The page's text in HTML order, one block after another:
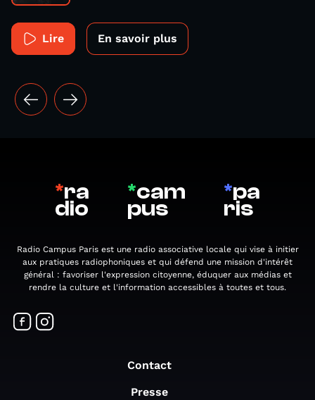
Lire En savoir plus
*ra
dio
*cam
pus
*pa
ris
Radio Campus Paris est une radio associative locale qui vise à initier
aux pratiques radiophoniques et qui défend une mission d'intérêt
général : favoriser l'expression citoyenne, éduquer aux médias et
rendre la culture et l'information accessibles à toutes et tous.
Contact
Presse